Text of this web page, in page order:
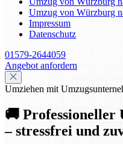
Umzug von Würzburg
Impressum
Datenschutz
01579-2644059
Angebot anfordern
Umziehen mit
🚚
– stressfrei und